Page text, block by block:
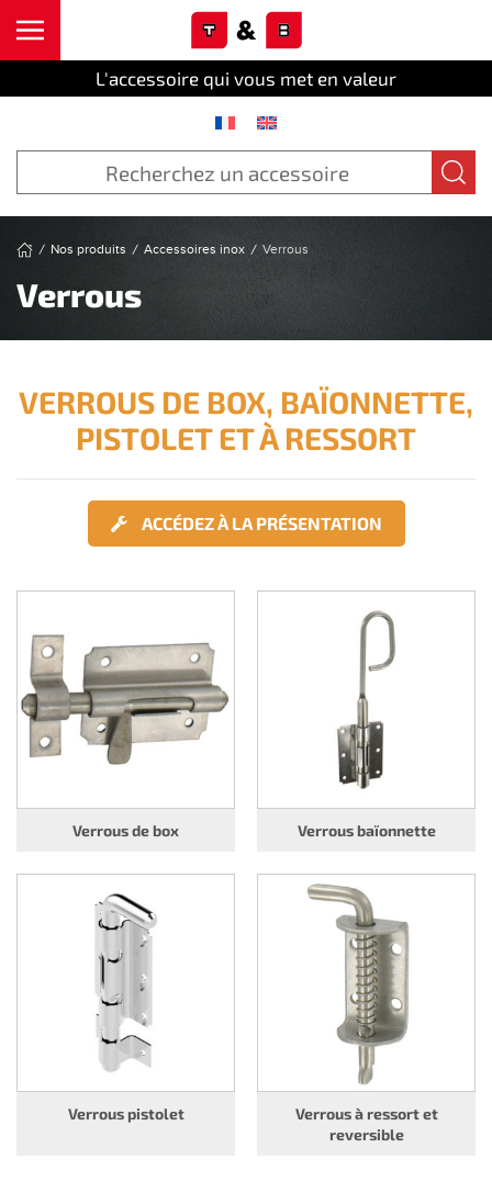
L'accessoire qui vous met en valeur
Nos produits Accessoires inox Verrous
Verrous
VERROUS DE BOX, BAÏONNETTE,
PISTOLET ET À RESSORT
ACCÉDEZ À LA PRÉSENTATION
Verrous de box Verrous baïonnette
Verrous pistolet
Verrous à ressort et
reversible
Cookies management panel